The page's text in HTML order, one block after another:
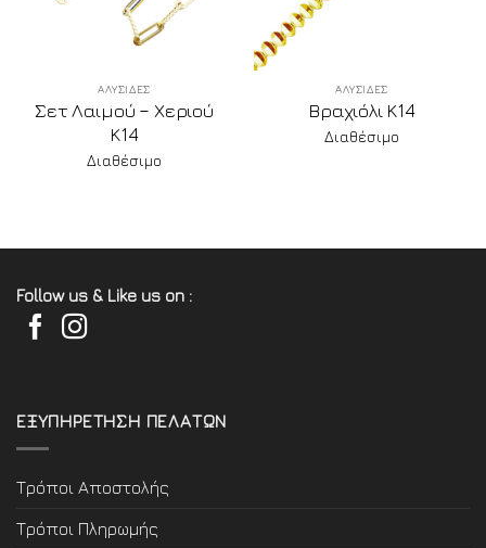
ΑΛΥΣΙΔΕΣ
Σετ Λαιμού – Χεριού
Κ14
Διαθέσιμο
ΑΛΥΣΙΔΕΣ
Βραχιόλι Κ14
Διαθέσιμο
Follow us & Like us on :
ΕΞΥΠΗΡΕΤΗΣΗ ΠΕΛΑΤΩΝ
Τρόποι Αποστολής
Τρόποι Πληρωμής